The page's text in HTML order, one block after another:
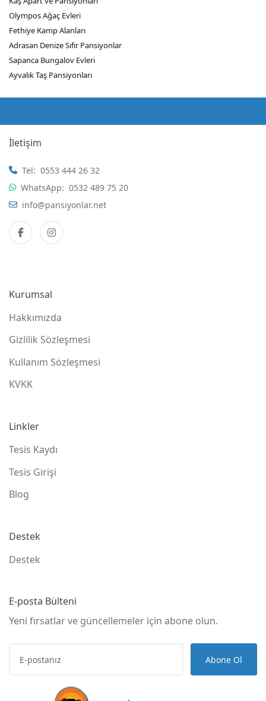
Olympos Ağaç Evleri
Fethiye Kamp Alanları
Adrasan Denize Sıfır Pansiyonlar
Sapanca Bungalov Evleri
Ayvalık Taş Pansiyonları
İletişim
Tel: 0553 444 26 32
WhatsApp: 0532 489 75 20
info@pansiyonlar.net
Kurumsal
Hakkımızda
Gizlilik Sözleşmesi
Kullanım Sözleşmesi
KVKK
Linkler
Tesis Kaydı
Tesis Girişi
Blog
Destek
Destek
E-posta Bülteni
Yeni fırsatlar ve güncellemeler için abone olun.
Abone Ol